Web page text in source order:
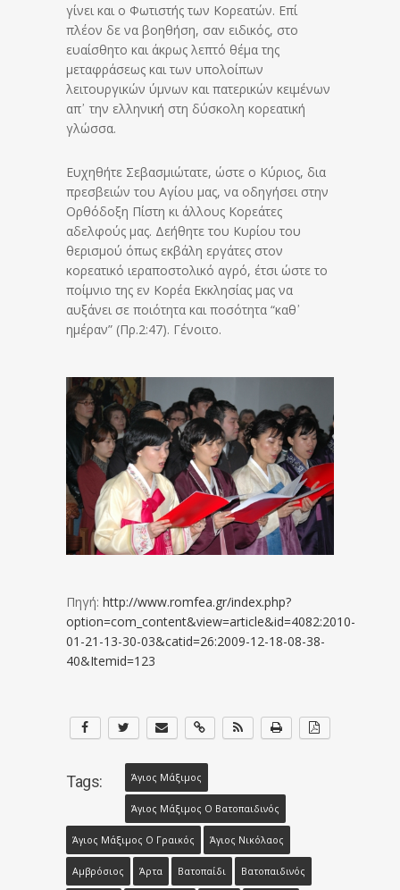
γίνει και ο Φωτιστής των Κορεατών. Επί
πλέον δε να βοηθήση, σαν ειδικός, στο
ευαίσθητο και άκρως λεπτό θέμα της
μεταφράσεως και των υπολοίπων
λειτουργικών ύμνων και πατερικών κειμένων
απ᾽ την ελληνική στη δύσκολη κορεατική
γλώσσα.
Ευχηθήτε Σεβασμιώτατε, ώστε ο Κύριος, δια
πρεσβειών του Αγίου μας, να οδηγήσει στην
Ορθόδοξη Πίστη κι άλλους Κορεάτες
αδελφούς μας. Δεήθητε του Κυρίου του
θερισμού όπως εκβάλη εργάτες στον
κορεατικό ιεραποστολικό αγρό, έτσι ώστε το
ποίμνιο της εν Κορέα Εκκλησίας μας να
αυξάνει σε ποιότητα και ποσότητα “καθ᾽
ημέραν” (Πρ.2:47). Γένοιτο.
Πηγή: http://www.romfea.gr/index.php?
option=com_content&view=article&id=4082:2010-
01-21-13-30-03&catid=26:2009-12-18-08-38-
40&Itemid=123
Tags: Άγιος Μάξιμος
Άγιος Μάξιμος Ο Βατοπαιδινός
Άγιος Μάξιμος Ο Γραικός Άγιος Νικόλαος
Αμβρόσιος Άρτα Βατοπαίδι Βατοπαιδινός